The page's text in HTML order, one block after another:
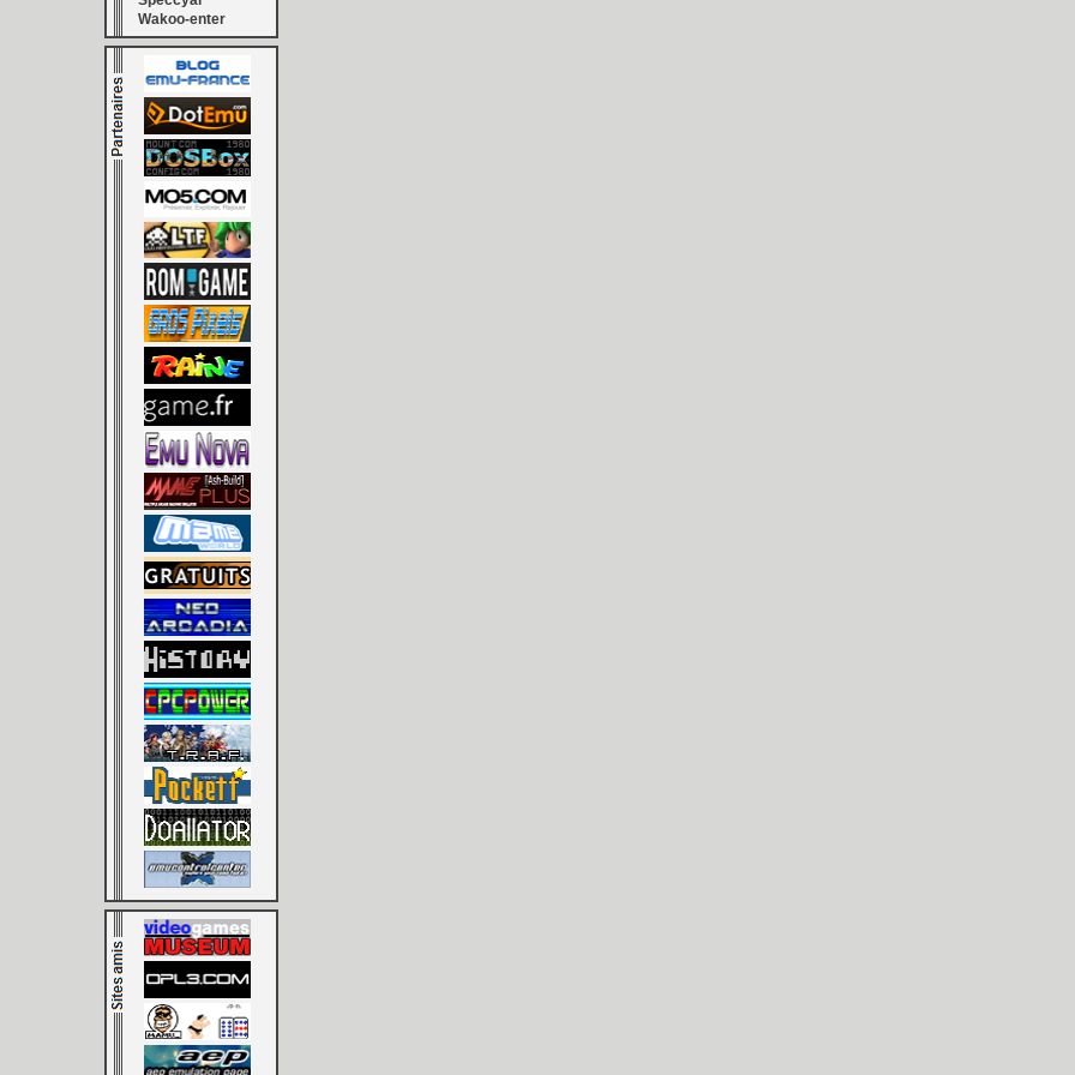
[GK] Minecraft et ses «
[GK] Beast of
[GK] Ubisoft : fin de partie
[GK] Dan Houser (GTA)
[GK] Comment EA Sports
[GK] Crimson Moon : un
[GK] Isle of Reveries : le
[GK] Moonlighter 2 : The
[GK] Capcom relance
[Mo5] Deux inédits du
[GK] Le beat'em up The
Wakoo-enter